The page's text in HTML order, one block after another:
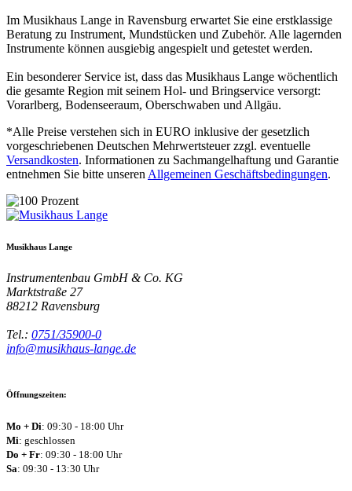
Im Musikhaus Lange in Ravensburg erwartet Sie eine erstklassige
Beratung zu Instrument, Mundstücken und Zubehör. Alle lagernden
Instrumente können ausgiebig angespielt und getestet werden.
Ein besonderer Service ist, dass das Musikhaus Lange wöchentlich
die gesamte Region mit seinem Hol- und Bringservice versorgt:
Vorarlberg, Bodenseeraum, Oberschwaben und Allgäu.
*Alle Preise verstehen sich in EURO inklusive der gesetzlich
vorgeschriebenen Deutschen Mehrwertsteuer zzgl. eventuelle
Versandkosten. Informationen zu Sachmangelhaftung und Garantie
entnehmen Sie bitte unserenAllgemeinen Geschäftsbedingungen.
Musikhaus Lange
Instrumentenbau GmbH & Co. KG
Marktstraße 27
88212 Ravensburg
Tel.: 0751/35900-0
info@musikhaus-lange.de
Öffnungszeiten:
Mo + Di: 09:30 - 18:00 Uhr
Mi: geschlossen
Do + Fr: 09:30 - 18:00 Uhr
Sa: 09:30 - 13:30 Uhr